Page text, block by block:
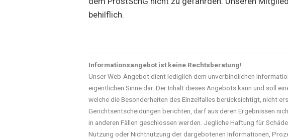
behilflich.
Informationsangebot ist keine Rechtsberatung!
Unser Web-Angebot dient lediglich dem unverbindlichen
eigentlichen Sinne dar. Der Inhalt dieses Angebots kann und soll
welche die Besonderheiten des Einzelfalles berücksichtigt, nicht
Gerichtsentscheidungen berichten, darf aus deren Ergebnissen
in anderen Fällen geschlossen werden. Jegliche Haftung für
Nutzung oder Nichtnutzung der dargebotenen Informationen,